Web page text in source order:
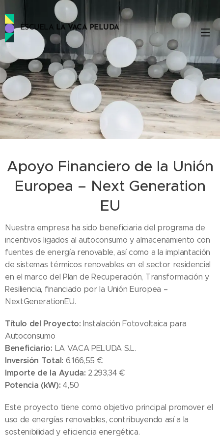
ESCUELA LA VACA PELUDA
PELUDA
Apoyo Financiero de la Unión
Europea – Next Generation
EU
Nuestra empresa ha sido beneficiaria del programa de
incentivos ligados al autoconsumo y almacenamiento con
fuentes de energía renovable, así como a la implantación
de sistemas térmicos renovables en el sector residencial
en el marco del Plan de Recuperación, Transformación y
Resiliencia, financiado por la Unión Europea –
NextGenerationEU.
Título del Proyecto: Instalación Fotovoltaica para
Autoconsumo
Beneficiario: LA VACA PELUDA S.L.
Inversión Total: 6.166,55 €
Importe de la Ayuda: 2.293,34 €
Potencia (kW): 4,50
Este proyecto tiene como objetivo principal promover el
uso de energías renovables, contribuyendo así a la
sostenibilidad y eficiencia energética.